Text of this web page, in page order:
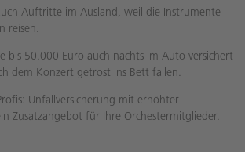
Auftritte im Ausland, weil die Instrumente
reisen.
bis 50.000 Euro auch nachts im Auto versichert
dem Konzert getrost ins Bett fallen.
Unfallversicherung mit erhöhter
Zusatzangebot für Ihre Orchestermitglieder.